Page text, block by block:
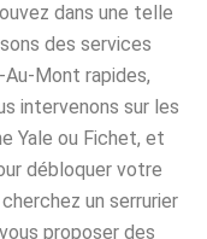
dans une telle
des services
Mont rapides,
intervenons sur les
Yale ou Fichet, et
débloquer votre
un serrurier
proposer des